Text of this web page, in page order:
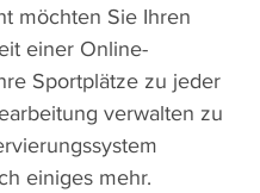
möchten Sie Ihren
einer Online-
Sportplätze zu jeder
verwalten zu
einiges mehr.